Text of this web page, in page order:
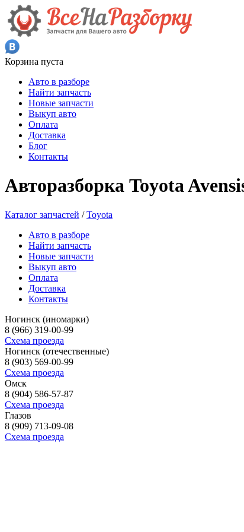
Корзина пуста
Авто в разборе
Найти запчасть
Новые запчасти
Выкуп авто
Оплата
Доставка
Блог
Контакты
Авторазборка Toyota
Каталог запчастей /Toyota
Авто в разборе
Найти запчасть
Новые запчасти
Выкуп авто
Оплата
Доставка
Контакты
Ногинск (иномарки)
8 (966) 319-00-99
Схема проезда
Ногинск (отечественные)
8 (903) 569-00-99
Схема проезда
Омск
8 (904) 586-57-87
Схема проезда
Глазов
8 (909) 713-09-08
Схема проезда